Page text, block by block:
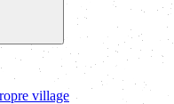
village